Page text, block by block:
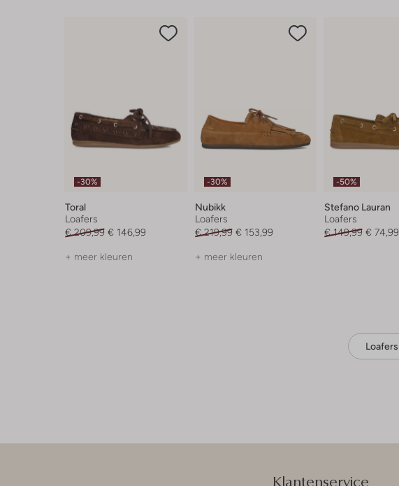
-30%
Toral
Loafers
€ 209,99 € 146,99
+ meer kleuren
-30%
Nubikk
Loafers
€ 219,99 € 153,99
+ meer kleuren
-50%
Stefano Lauran
Loafers
€ 149,99 € 74,99
Loafers
Klantenservice